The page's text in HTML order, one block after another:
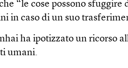
“le cose possono sfuggire
in caso di un suo
ha ipotizzato un ricorso
umani.